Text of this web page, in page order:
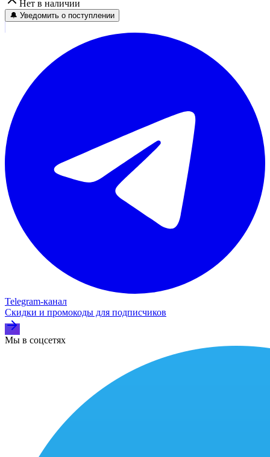
Нет в наличии
🔔 Уведомить о поступлении
Telegram‑канал
Скидки и промокоды для подписчиков
Мы в соцсетях